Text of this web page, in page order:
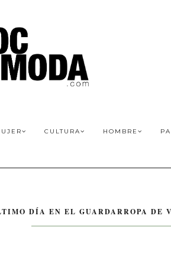
CULTURA HOMBRE
DÍA EN EL GUARDARROPA DE